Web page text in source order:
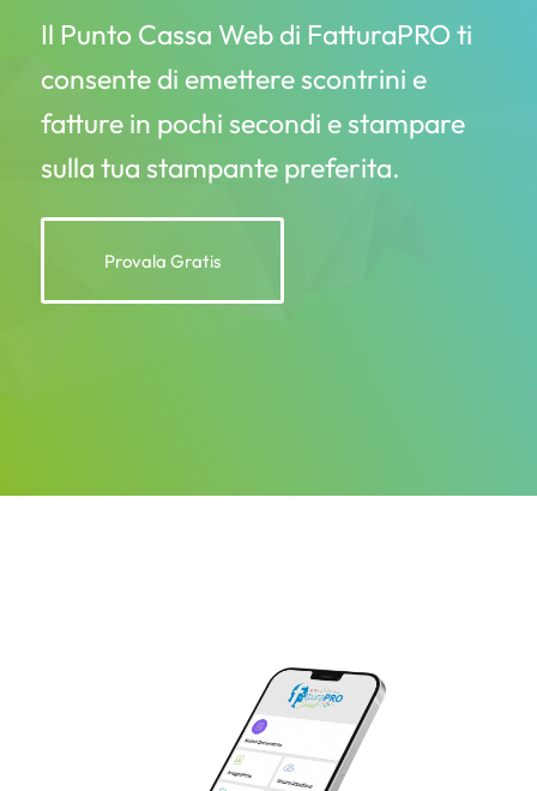
Il Punto Cassa Web di FatturaPRO ti
consente di emettere scontrini e
fatture in pochi secondi e stampare
sulla tua stampante preferita.
Provala Gratis